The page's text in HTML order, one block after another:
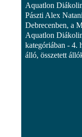
Aquatlon
Pászti Alex
Debrecenben, a
Aquatlon
kategóriában - 4.
álló, összetett